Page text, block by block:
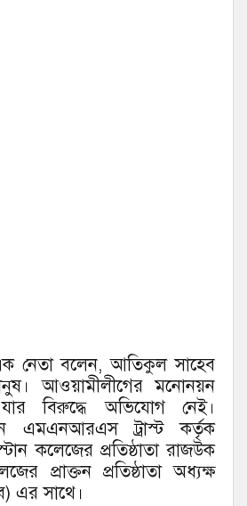
নেতা বলেন, আতিকুল সাহেব
আওয়ামীলীগের মনোনয়ন
বিরুদ্ধে অভিযোগ নেই।
এমএনআরএস ট্রাস্ট কর্তৃক
কলেজের প্রতিষ্ঠাতা রাজউক
প্রাক্তন প্রতিষ্ঠাতা অধ্যক্ষ
এর সাথে।